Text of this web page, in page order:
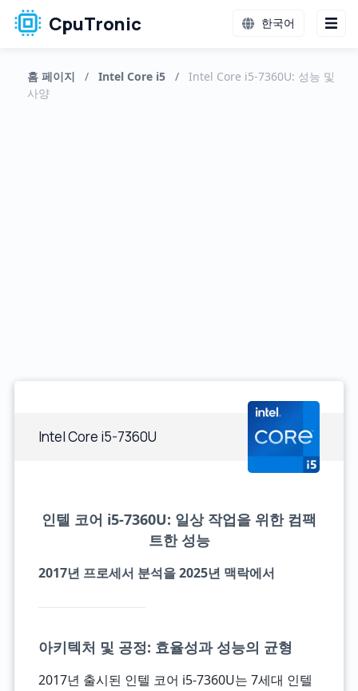
CpuTronic 한국어
홈 페이지 / Intel Core i5 /
Intel Core i5-7360U: 성능 및
사양
Intel Core i5-7360U
인텔 코어 i5-7360U: 일상 작업을 위한 컴팩
트한 성능
2017년 프로세서 분석을 2025년 맥락에서
아키텍처 및 공정: 효율성과 성능의 균형
2017년 출시된 인텔 코어 i5-7360U는 7세대 인텔